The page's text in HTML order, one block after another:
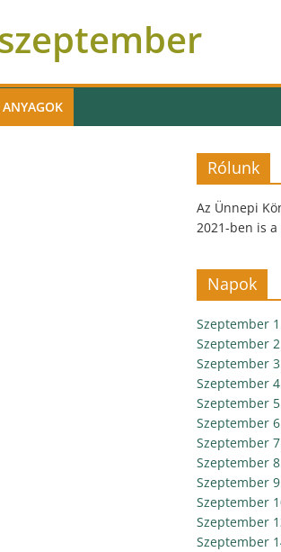
Rólunk
Az Ünnepi
2021-ben is a
Napok
Szeptember
Szeptember
Szeptember
Szeptember
Szeptember
Szeptember
Szeptember
Szeptember
Szeptember
Szeptember
Szeptember
Szeptember